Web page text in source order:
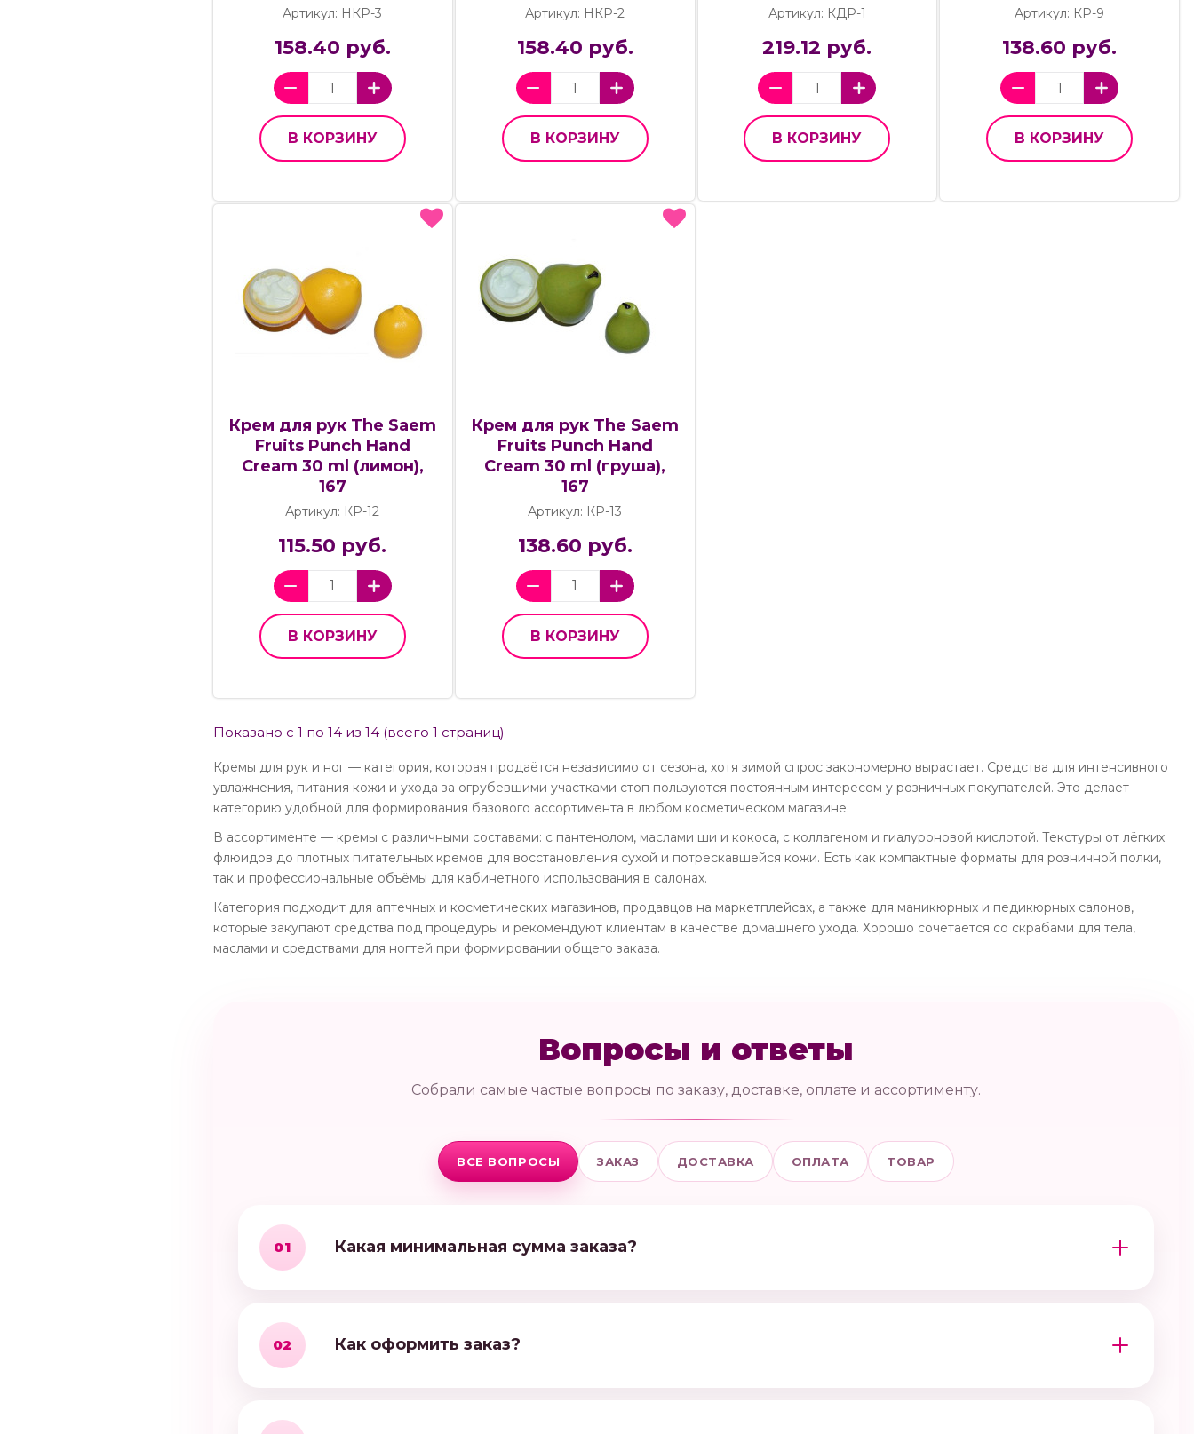
Артикул: НКР-3
158.40 руб.
В КОРЗИНУ
Артикул: НКР-2
158.40 руб.
В КОРЗИНУ
Артикул: КДР-1
219.12 руб.
В КОРЗИНУ
Артикул: КР-9
138.60 руб.
В КОРЗИНУ
Крем для рук The Saem
Fruits Punch Hand
Cream 30 ml (лимон),
167
Артикул: КР-12
115.50 руб.
В КОРЗИНУ
Крем для рук The Saem
Fruits Punch Hand
Cream 30 ml (груша),
167
Артикул: КР-13
138.60 руб.
В КОРЗИНУ
Показано с 1 по 14 из 14 (всего 1 страниц)
Кремы для рук и ног — категория, которая продаётся независимо от сезона, хотя зимой спрос закономерно вырастает. Средства для интенсивного
увлажнения, питания кожи и ухода за огрубевшими участками стоп пользуются постоянным интересом у розничных покупателей. Это делает
категорию удобной для формирования базового ассортимента в любом косметическом магазине.
В ассортименте — кремы с различными составами: с пантенолом, маслами ши и кокоса, с коллагеном и гиалуроновой кислотой. Текстуры от лёгких
флюидов до плотных питательных кремов для восстановления сухой и потрескавшейся кожи. Есть как компактные форматы для розничной полки,
так и профессиональные объёмы для кабинетного использования в салонах.
Категория подходит для аптечных и косметических магазинов, продавцов на маркетплейсах, а также для маникюрных и педикюрных салонов,
которые закупают средства под процедуры и рекомендуют клиентам в качестве домашнего ухода. Хорошо сочетается со скрабами для тела,
маслами и средствами для ногтей при формировании общего заказа.
Вопросы и ответы
Собрали самые частые вопросы по заказу, доставке, оплате и ассортименту.
ВСЕ ВОПРОСЫ ЗАКАЗ ДОСТАВКА ОПЛАТА ТОВАР
01 Какая минимальная сумма заказа?
02 Как оформить заказ?